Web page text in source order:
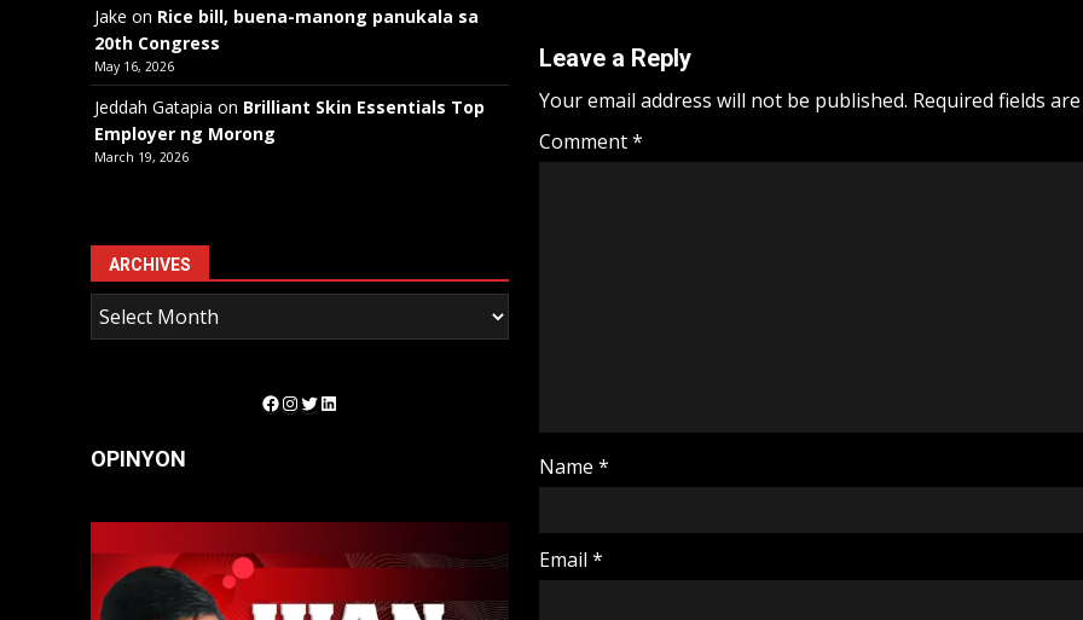
Leave a Reply
Your email address will not be published. Required fields
Comment*
Name *
Email *
Jake on Rice bill, buena-manong panukala sa
20th Congress
May 16, 2026
Jeddah Gatapia on Brilliant Skin Essentials Top
Employer ng Morong
March 19, 2026
ARCHIVES
Facebook
Instagram
Twitter
LinkedIn
OPINYON